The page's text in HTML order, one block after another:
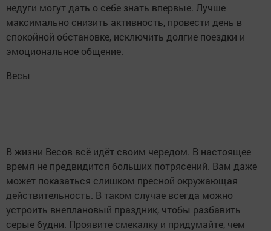
недуги могут дать о себе знать впервые. Лучше
максимально снизить активность, провести день в
спокойной обстановке, исключить долгие поездки и
эмоциональное общение.
Весы
В жизни Весов всё идёт своим чередом. В настоящее
время не предвидится больших потрясений. Вам даже
может показаться слишком пресной окружающая
действительность. В таком случае всегда можно
устроить внеплановый праздник, чтобы разбавить
серые будни. Проявите смекалку и придумайте, чем